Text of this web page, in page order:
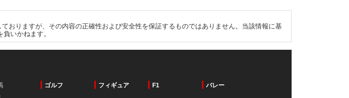
おりますが、その内容の正確性および安全性を保証するものではありません。当該情報に基
いかねます。
ゴルフ フィギュア F1 バレー